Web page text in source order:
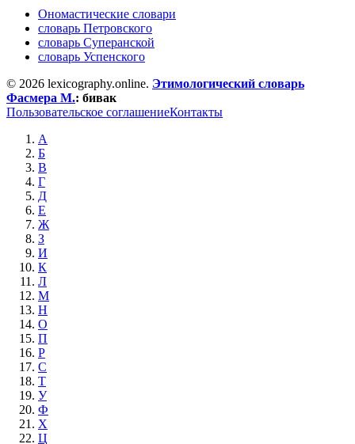
Ономастические словари
словарь Петровского
словарь Суперанской
словарь Успенского
© 2026 lexicography.online. Этимологический словарь
Фасмера М.: бивак
Пользовательское соглашениеКонтакты
А
Б
В
Г
Д
Е
Ж
З
И
К
Л
М
Н
О
П
Р
С
Т
У
Ф
Х
Ц